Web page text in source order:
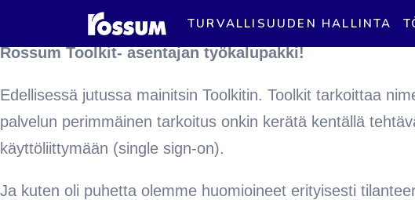
TURVALLISUUDEN HALLINTA
Rossum Toolkit- asentajan työkalupakki!
Edellisessä jutussa mainitsin Toolkitin. Toolkit tarkoittaa
palvelun perimmäinen tarkoitus onkin kerätä kentällä
käyttöliittymään (single sign-on).
Ja kuten oli puhetta olemme huomioineet erityisesti